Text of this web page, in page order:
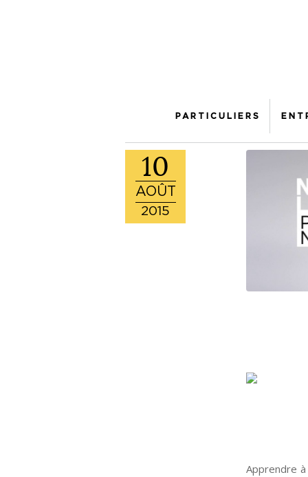
PARTICULIERS
10
AOÛT
2015
Apprendre